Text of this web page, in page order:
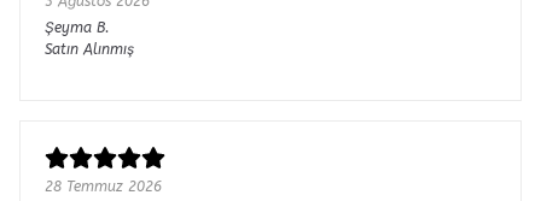
Şeyma B.
Satın Alınmış
28 Temmuz 2026